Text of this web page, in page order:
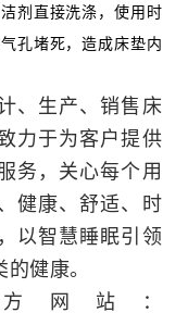
剂直接洗涤，使用时
孔堵死，造成床垫内
、生产、销售床
力于为客户提供
务，关心每个用
健康、舒适、时
以智慧睡眠引领
健康。
网站：